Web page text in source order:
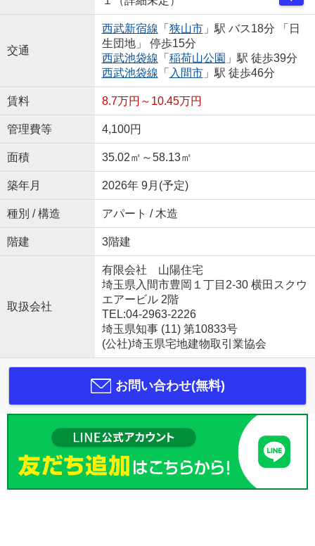
交通
西武新宿線 「 狭山市」駅 バス18分 「日
生団地」 停歩15分
西武池袋線 「 稲荷山公園 」駅 徒歩39分
西武池袋線 「 入間市」駅 徒歩46分
賃料 8.7万円～10.45万円
管理費等 4,100円
面積 35.02㎡～58.13㎡
築年月 2026年 9月(予定)
種別 / 構造 アパート / 木造
階建 3階建
取扱会社
有限会社 山陽住宅
埼玉県入間市豊岡１丁目2-30 横田スクウ
エアービル 2階
TEL:04-2963-2226
埼玉県知事 (11) 第10833号
(公社)埼玉県宅地建物取引業協会
お問い合わせ(無料)